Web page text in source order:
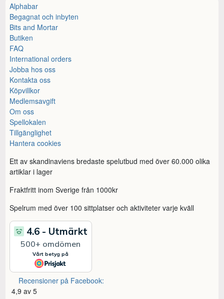
Alphabar
Begagnat och inbyten
Bits and Mortar
Butiken
FAQ
International orders
Jobba hos oss
Kontakta oss
Köpvillkor
Medlemsavgift
Om oss
Spellokalen
Tillgänglighet
Hantera cookies
Ett av skandinaviens bredaste spelutbud med över 60.000 olika
artiklar i lager
Fraktfritt inom Sverige från 1000kr
Spelrum med över 100 sittplatser och aktiviteter varje kväll
Recensioner på Facebook:
4,9 av 5